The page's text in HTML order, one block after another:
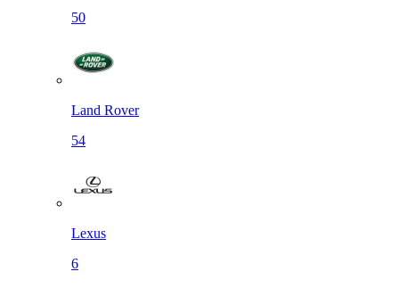
50
Land Rover
54
Lexus
6